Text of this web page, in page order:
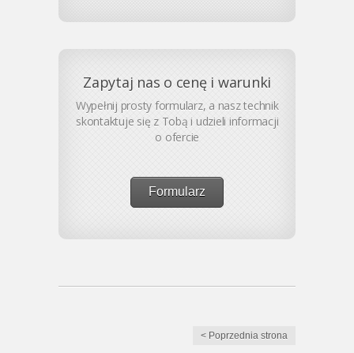
Zapytaj nas o cenę i warunki
Wypełnij prosty formularz, a nasz technik
skontaktuje się z Tobą i udzieli informacji
o ofercie
Formularz
< Poprzednia strona